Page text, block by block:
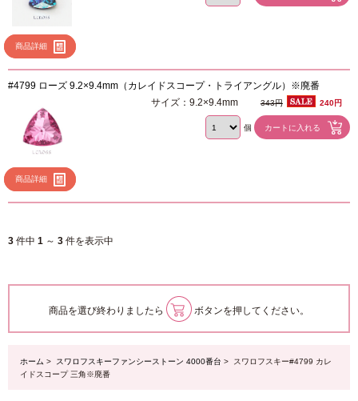
商品詳細
#4799 ローズ 9.2×9.4mm（カレイドスコープ・トライアングル）※廃番
商品詳細
サイズ：9.2×9.4mm 343円 240円
個
3 件中 1 ～ 3 件を表示中
商品を選び終わりましたら ボタンを押してください。
ホーム > スワロフスキーファンシーストーン 4000番台 > スワロフスキー#4799 カレ
イドスコープ 三角※廃番